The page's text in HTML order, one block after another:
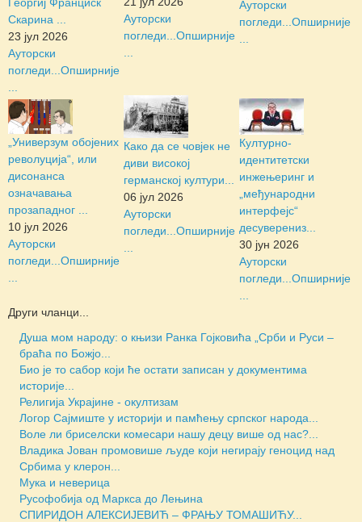
Скарина ...
23 јул 2026
Ауторски
погледи... Опширније
Ауторски
погледи... Опширније
Ауторски
погледи... Опширније
„Универзум обојених
револуција“, или
дисонанса
означавања
прозападног ...
10 јул 2026
Ауторски
погледи... Опширније
Како да се човјек не
диви високој
германској култури...
06 јул 2026
Ауторски
погледи... Опширније
Културно-
идентитетски
инжењеринг и
„међународни
интерфејс“
десуверениз...
30 јун 2026
Ауторски
погледи... Опширније
Други чланци...
Душа мом народу: о књизи Ранка Гојковића „Срби и Руси –
браћа по Божјо...
Био је то сабор који ће остати записан у документима
историје...
Религија Украјине - окултизам
Логор Сајмиште у историји и памћењу српског народа...
Воле ли бриселски комесари нашу децу више од нас?...
Владика Јован промовише људе који негирају геноцид над
Србима у клерон...
Мука и неверица
Русофобија од Маркса до Лењина
СПИРИДОН АЛЕКСИЈЕВИЋ – ФРАЊУ ТОМАШИЋУ...